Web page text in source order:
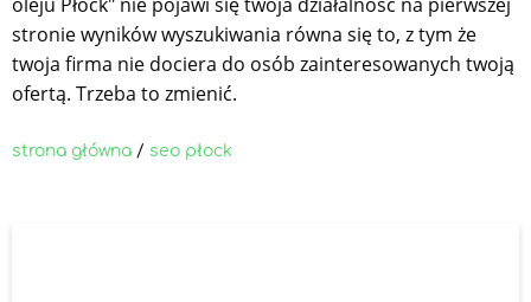
stronie wyników wyszukiwania równa się to, z tym że
twoja firma nie dociera do osób zainteresowanych twoją
ofertą. Trzeba to zmienić.
strona główna / seo płock